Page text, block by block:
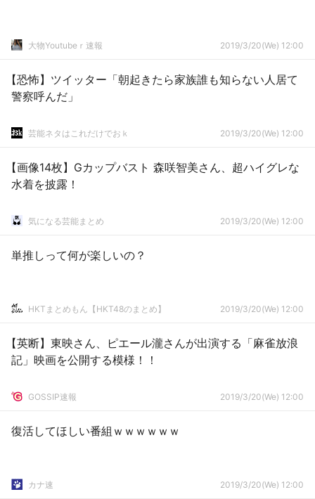
大物Youtubeｒ速報 2019/3/20(We) 12:00
【恐怖】ツイッター「朝起きたら家族誰も知らない人居て
警察呼んだ」
芸能ネタはこれだけでおｋ 2019/3/20(We) 12:00
【画像14枚】Gカップバスト 森咲智美さん、超ハイグレな
水着を披露！
気になる芸能まとめ 2019/3/20(We) 12:00
単推しって何が楽しいの？
HKTまとめもん【HKT48のまとめ】 2019/3/20(We) 12:00
【英断】東映さん、ピエール瀧さんが出演する「麻雀放浪
記」映画を公開する模様！！
GOSSIP速報 2019/3/20(We) 12:00
復活してほしい番組ｗｗｗｗｗｗ
カナ速 2019/3/20(We) 12:00